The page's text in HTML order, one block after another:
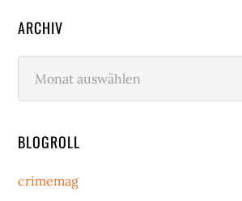
ARCHIV
BLOGROLL
crimemag